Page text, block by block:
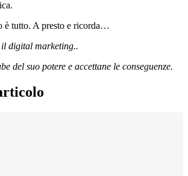
è tutto. A presto e ricorda…
digital marketing..
del suo potere e accettane le conseguenze.